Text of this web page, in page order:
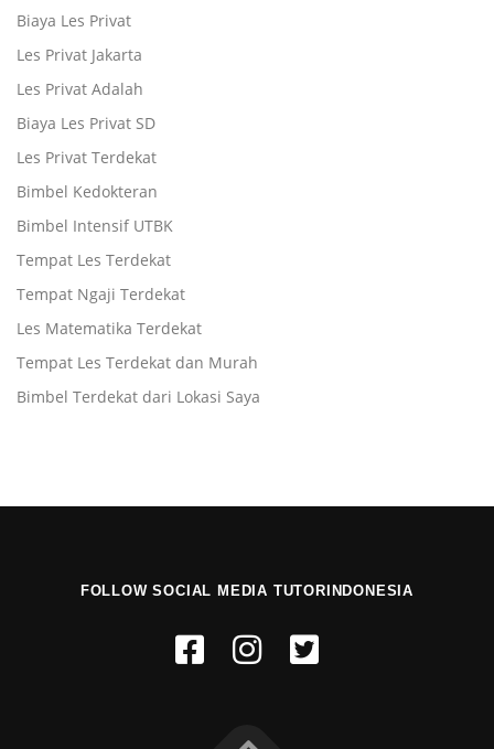
Biaya Les Privat
Les Privat Jakarta
Les Privat Adalah
Biaya Les Privat SD
Les Privat Terdekat
Bimbel Kedokteran
Bimbel Intensif UTBK
Tempat Les Terdekat
Tempat Ngaji Terdekat
Les Matematika Terdekat
Tempat Les Terdekat dan Murah
Bimbel Terdekat dari Lokasi Saya
FOLLOW SOCIAL MEDIA TUTORINDONESIA